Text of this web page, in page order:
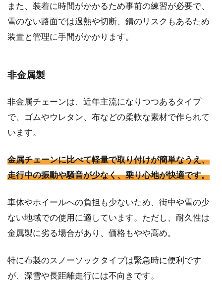
また、装着に時間がかかるため事前の練習が必要で、
雪のない路面では過熱や切断、錆のリスクもあるため
装置と管理に手間がかかります。
非金属製
非金属チェーンは、近年主流になりつつあるタイプ
で、ゴムやウレタン、布などの柔軟な素材で作られて
います。
金属チェーンに比べて軽量で取り付けが簡単なうえ、
走行中の振動や騒音が少なく、乗り心地が快適です。
車体やホイールへの負担も少ないため、街中や雪の少
ない地域での使用に適しています。ただし、耐久性は
金属製に劣る場合があり、価格もやや高め。
特に布製のスノーソックタイプは緊急時に便利です
が、深雪や長距離走行には不向きです。